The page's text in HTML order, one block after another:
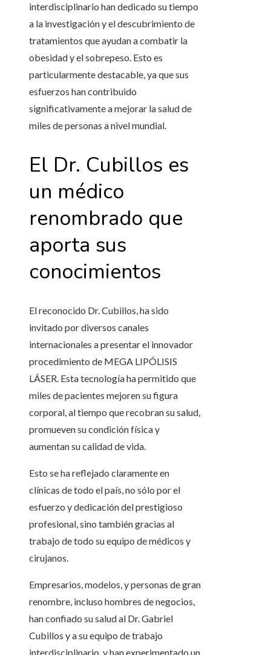
interdisciplinario han dedicado su tiempo
a la investigación y el descubrimiento de
tratamientos que ayudan a combatir la
obesidad y el sobrepeso. Esto es
particularmente destacable, ya que sus
esfuerzos han contribuido
significativamente a mejorar la salud de
miles de personas a nivel mundial.
El Dr. Cubillos es
un médico
renombrado que
aporta sus
conocimientos
El reconocido Dr. Cubillos, ha sido
invitado por diversos canales
internacionales a presentar el innovador
procedimiento de MEGA LIPÓLISIS
LÁSER. Esta tecnología ha permitido que
miles de pacientes mejoren su figura
corporal, al tiempo que recobran su salud,
promueven su condición física y
aumentan su calidad de vida.
Esto se ha reflejado claramente en
clínicas de todo el país, no sólo por el
esfuerzo y dedicación del prestigioso
profesional, sino también gracias al
trabajo de todo su equipo de médicos y
cirujanos.
Empresarios, modelos, y personas de gran
renombre, incluso hombres de negocios,
han confiado su salud al Dr. Gabriel
Cubillos y a su equipo de trabajo
interdisciplinario, y han experimentado un